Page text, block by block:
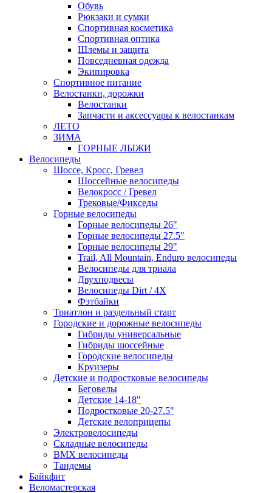
Обувь
Рюкзаки и сумки
Спортивная косметика
Спортивная оптика
Шлемы и защита
Повседневная одежда
Экипировка
Спортивное питание
Велостанки, дорожки
Велостанки
Запчасти и аксессуары к велостанкам
ЛЕТО
ЗИМА
ГОРНЫЕ ЛЫЖИ
Велосипеды
Шоссе, Кросс, Гревел
Шоссейные велосипеды
Велокросс / Гревел
Трековые/Фикседы
Горные велосипеды
Горные велосипеды 26"
Горные велосипеды 27.5"
Горные велосипеды 29"
Trail, All Mountain, Enduro велосипеды
Велосипеды для триала
Двухподвесы
Велосипеды Dirt / 4X
Фэтбайки
Триатлон и раздельный старт
Городские и дорожные велосипеды
Гибриды универсальные
Гибриды шоссейные
Городские велосипеды
Круизеры
Детские и подростковые велосипеды
Беговелы
Детские 14-18"
Подростковые 20-27.5"
Детские велоприцепы
Электровелосипеды
Складные велосипеды
BMX велосипеды
Тандемы
Байкфит
Веломастерская